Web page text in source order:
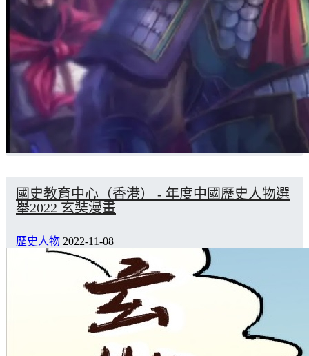
國史教育中心（香港） - 年度中國歷史人物選
舉2022 玄奘漫畫
歷史人物 2022-11-08